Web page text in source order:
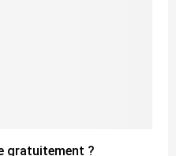
gratuitement ?